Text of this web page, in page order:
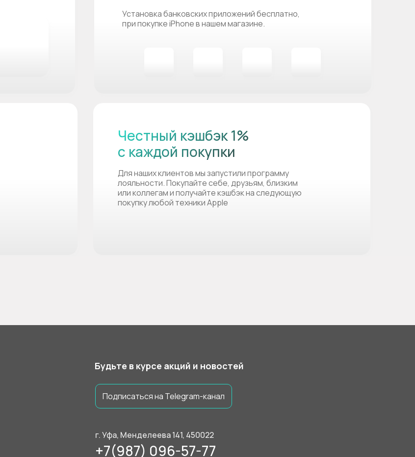
Установка банковских приложений бесплатно,
при покупке iPhone в нашем магазине.
Для наших клиентов мы запустили программу
лояльности. Покупайте себе, друзьям, близким
или коллегам и получайте кэшбэк на следующую
покупку любой техники Apple
Честный кэшбэк 1%
с каждой покупки
Будьте в курсе акций и новостей
г. Уфа, Менделеева 141, 450022
+7(987) 096-57-77
Подписаться на Telegram-канал